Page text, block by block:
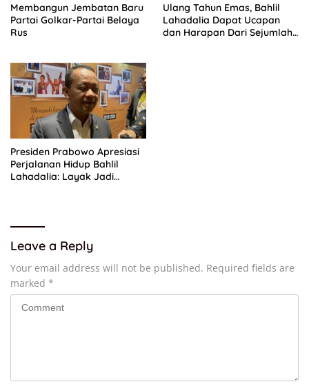
Membangun Jembatan Baru
Partai Golkar-Partai Belaya
Rus
Ulang Tahun Emas, Bahlil
Lahadalia Dapat Ucapan
dan Harapan Dari Sejumlah
Presiden Prabowo Apresiasi
Perjalanan Hidup Bahlil
Lahadalia: Layak Jadi
Leave a Reply
Your email address will not be published. Required fields are
marked *